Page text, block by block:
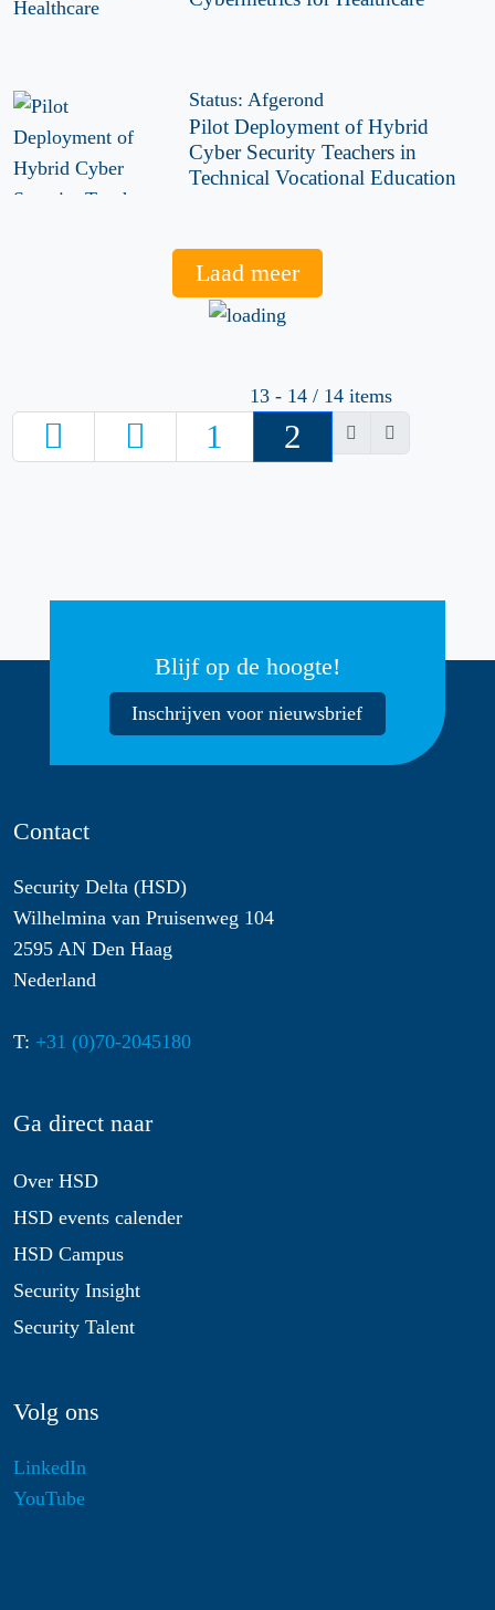
Status: Afgerond
Pilot Deployment of Hybrid
Cyber Security Teachers in
Technical Vocational Education
Laad meer
13 - 14 / 14 items
1 2
Blijf op de hoogte!
Inschrijven voor nieuwsbrief
Contact
Security Delta (HSD)
Wilhelmina van Pruisenweg 104
2595 AN Den Haag
Nederland
T: +31 (0)70-2045180
Ga direct naar
Over HSD
HSD events calender
HSD Campus
Security Insight
Security Talent
Volg ons
LinkedIn
YouTube